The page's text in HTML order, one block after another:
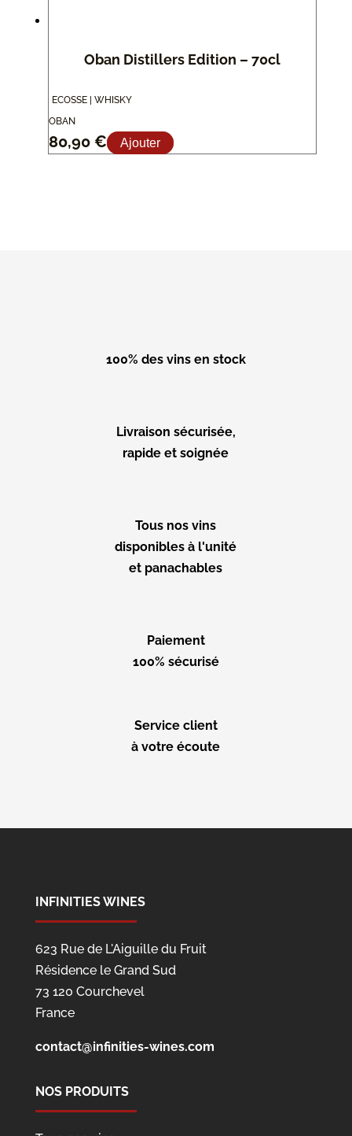
Oban Distillers Edition – 70cl
ECOSSE | WHISKY
OBAN
80,90 € Ajouter
100% des vins en stock
Livraison sécurisée,
rapide et soignée
Tous nos vins
disponibles à l'unité
et panachables
Paiement
100% sécurisé
Service client
à votre écoute
INFINITIES WINES
623 Rue de L'Aiguille du Fruit
Résidence le Grand Sud
73 120 Courchevel
France
contact@infinities-wines.com
NOS PRODUITS